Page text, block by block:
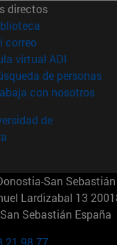
directos
(abre en
correo(abre en nueva
virtual ADI (abre en
de personas
con nosotros
de
San Sebastián
Lardizabal 13
Sebastián España
21 98 77